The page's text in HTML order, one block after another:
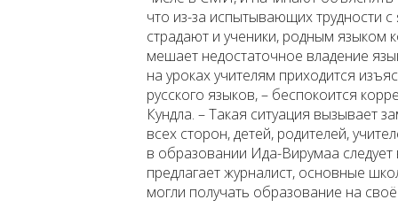
что из-за испытывающих трудности
страдают и ученики, родным языком
мешает недостаточное владение
на уроках учителям приходится
русского языков, – беспокоится
Кундла. – Такая ситуация вызывает
всех сторон, детей, родителей,
в образовании Ида-Вирумаа
предлагает журналист, основные
могли получать образование на